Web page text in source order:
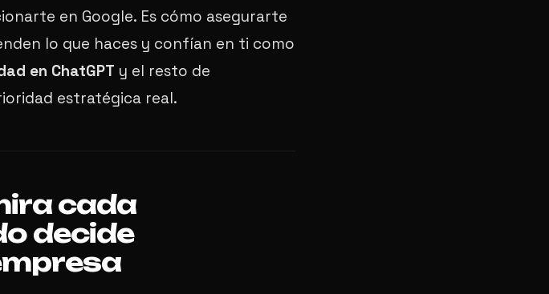
en Google. Es cómo asegurarte
lo que haces y confían en ti como
en ChatGPT y el resto de
estratégica real.
cada
decide